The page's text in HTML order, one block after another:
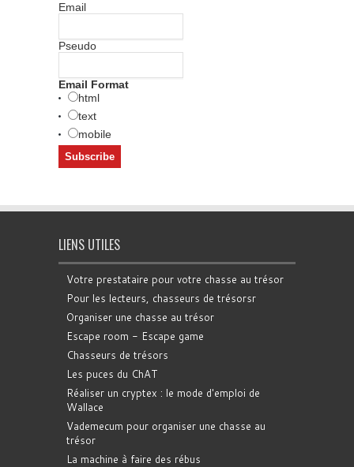
Email
Pseudo
Email Format
html
text
mobile
LIENS UTILES
Votre prestataire pour votre chasse au trésor
Pour les lecteurs, chasseurs de trésorsr
Organiser une chasse au trésor
Escape room - Escape game
Chasseurs de trésors
Les puces du ChAT
Réaliser un cryptex : le mode d'emploi de
Wallace
Vademecum pour organiser une chasse au
trésor
La machine à faire des rébus